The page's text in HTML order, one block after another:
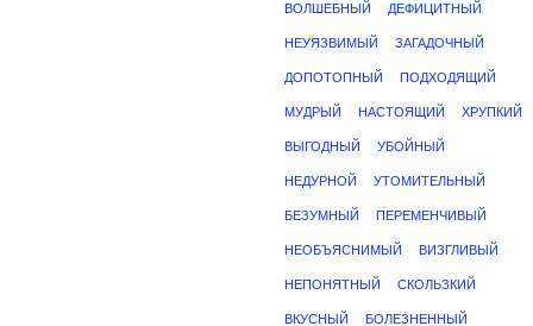
ВОЛШЕБНЫЙ ДЕФИЦИТНЫЙ
НЕУЯЗВИМЫЙ ЗАГАДОЧНЫЙ
ДОПОТОПНЫЙ ПОДХОДЯЩИЙ
МУДРЫЙ НАСТОЯЩИЙ ХРУПКИЙ
ВЫГОДНЫЙ УБОЙНЫЙ
НЕДУРНОЙ УТОМИТЕЛЬНЫЙ
БЕЗУМНЫЙ ПЕРЕМЕНЧИВЫЙ
НЕОБЪЯСНИМЫЙ ВИЗГЛИВЫЙ
НЕПОНЯТНЫЙ СКОЛЬЗКИЙ
ВКУСНЫЙ БОЛЕЗНЕННЫЙ